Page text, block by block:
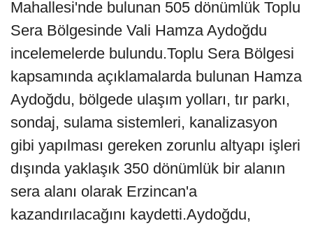
Mahallesi'nde bulunan 505 dönümlük Toplu
Sera Bölgesinde Vali Hamza Aydoğdu
incelemelerde bulundu.Toplu Sera Bölgesi
kapsamında açıklamalarda bulunan Hamza
Aydoğdu, bölgede ulaşım yolları, tır parkı,
sondaj, sulama sistemleri, kanalizasyon
gibi yapılması gereken zorunlu altyapı işleri
dışında yaklaşık 350 dönümlük bir alanın
sera alanı olarak Erzincan'a
kazandırılacağını kaydetti.Aydoğdu,